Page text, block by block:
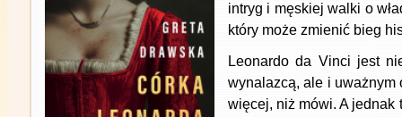
intryg i męskiej walki o
który może zmienić bieg
Leonardo da Vinci jest
wynalazcą, ale i uważnym
więcej, niż mówi. A jednak